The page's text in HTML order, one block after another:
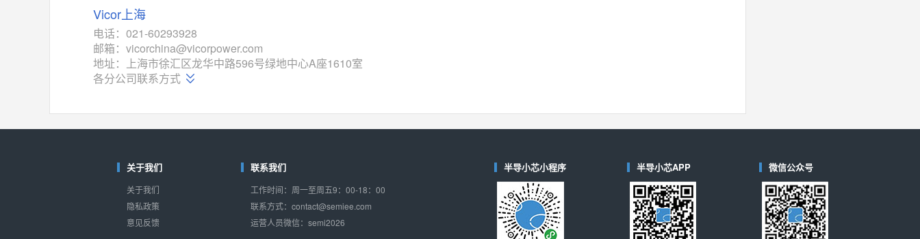
Vicor上海
电话：021-60293928
邮箱：vicorchina@vicorpower.com
地址：上海市徐汇区龙华中路596号绿地中心A座1610室
各分公司联系方式
关于我们
关于我们
隐私政策
意见反馈
联系我们
工作时间：周一至周五9：00-18：00
联系方式：contact@semiee.com
运营人员微信：semi2026
半导小芯小程序 半导小芯APP 微信公众号